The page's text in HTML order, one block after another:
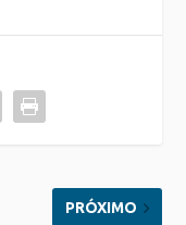
PRÓXIMO